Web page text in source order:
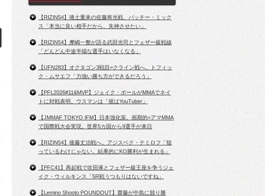
【RIZIN54】捲土重来の佐藤将光戦、パッチー・ミック
ス「本当に良い相手だから、失神させたい」
【RIZIN54】摩嶋一整が語る武田光司とフェザー級戦線
「どんどん中途半端な選手はいなくなる」
【UFN283】オクタゴン3戦目=クライン戦へ。トフィッ
ク・ムサエフ「力強い勝ち方ができるだろう」
【PFL2026#11&MVP】ジェイク・ポールがMMAでネイ
トに対戦表明。ウスマンは「彼はYouTuber」
【JMMAF TOKYO IFM】日本強化策。画期的=アマMMA
で国際戦大会実現。世界5カ国から9選手が来日
【RIZIN54】後藤丈治戦へ。アジスベク・テミロフ「狙
っているわけじゃない。結果的にKO勝利が生まれる」
【PFC41】再起戦で吹田琢とフェザー級王座を争うジェ
イク・ウィルキンス「5R戦うつもりはないですね」
【Lemino Shooto POUNDOUT】齋藤が中島に競り勝